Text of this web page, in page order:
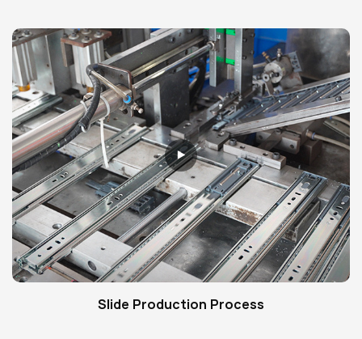
Slide Production Process